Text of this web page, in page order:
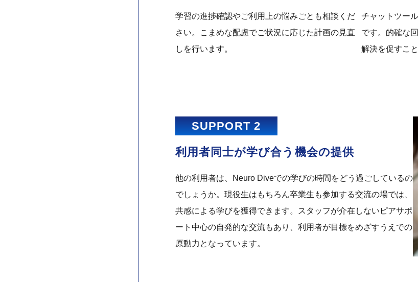
学習の進捗確認やご利用上の悩みごとも相談くだ
さい。こまめな配慮でご状況に応じた計画の見直
しを行います。
チャットツー
です。的確な
解決を促すこと
SUPPORT 2
利用者同士が学び合う機会の提供
他の利用者は、Neuro Diveでの学びの時間をどう過ごしているの
でしょうか。現役生はもちろん卒業生も参加する交流の場では、
共感による学びを獲得できます。スタッフが介在しないピアサポ
ート中心の自発的な交流もあり、利用者が目標をめざすうえでの
原動力となっています。